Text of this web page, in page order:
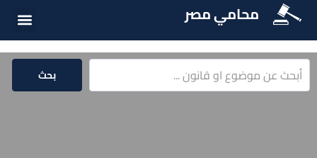
محامي مصر
بحث